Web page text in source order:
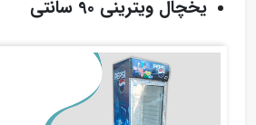
یخچال ویترینی 90 سانتی